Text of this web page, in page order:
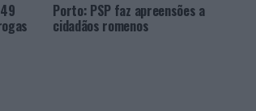
Porto: PSP faz apreensões a
cidadãos romenos